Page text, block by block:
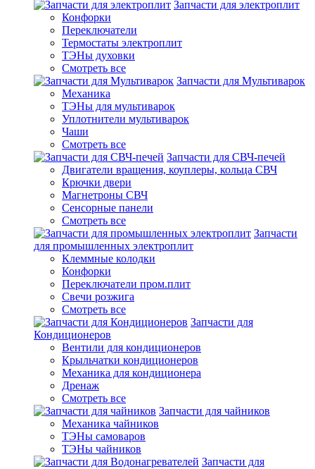
Запчасти для электроплит
Конфорки
Переключатели
Термостаты электроплит
ТЭНы духовки
Смотреть все
Запчасти для Мультиварок
Механика
ТЭНы для мультиварок
Уплотнители мультиварок
Чаши
Смотреть все
Запчасти для СВЧ-печей
Двигатели вращения, коуплеры, кольца СВЧ
Крючки двери
Магнетроны СВЧ
Сенсорные панели
Смотреть все
Запчасти
для промышленных электроплит
Клеммные колодки
Конфорки
Переключатели пром.плит
Свечи розжига
Смотреть все
Запчасти для
Кондиционеров
Вентили для кондиционеров
Крыльчатки кондиционеров
Механика для кондиционера
Дренаж
Смотреть все
Запчасти для чайников
Механика чайников
ТЭНы самоваров
ТЭНы чайников
Запчасти для